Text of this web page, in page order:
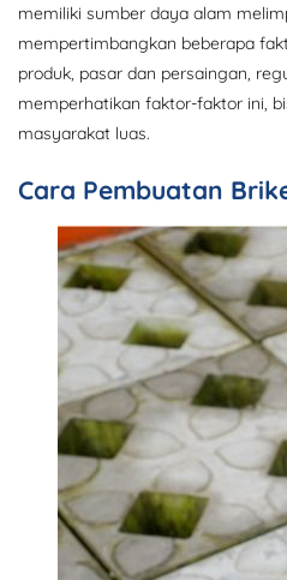
memiliki sumber daya alam
mempertimbangkan beberapa
produk, pasar dan persaingan,
memperhatikan faktor-faktor ini,
masyarakat luas.
Cara Pembuatan